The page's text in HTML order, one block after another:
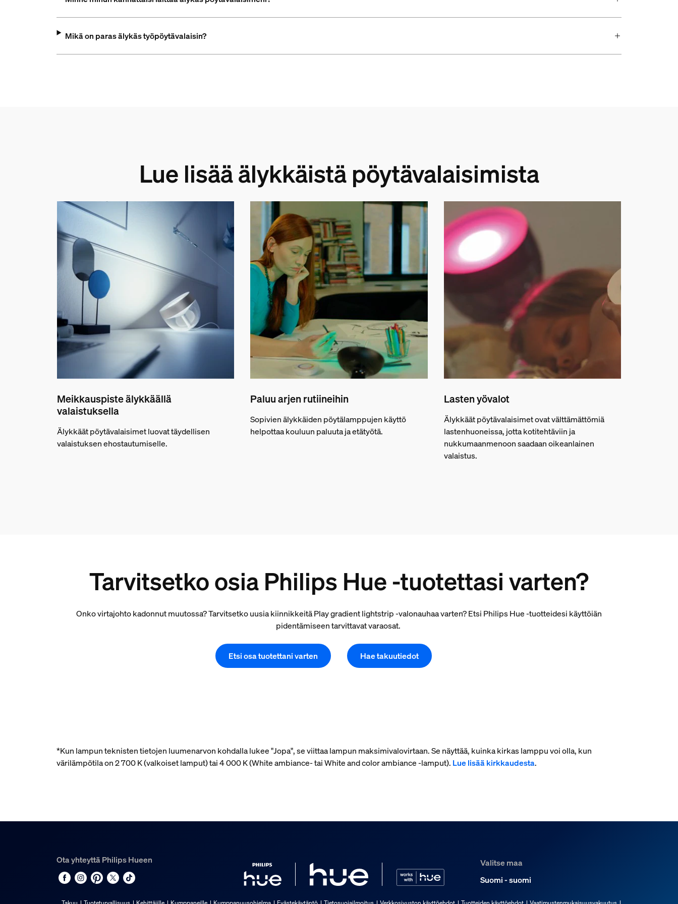
Mikä on paras älykäs työpöytävalaisin?
Lue lisää älykkäistä pöytävalaisimista
Meikkauspiste älykkäällä
valaistuksella
Älykkäät pöytävalaisimet luovat täydellisen
valaistuksen ehostautumiselle.
Paluu arjen rutiineihin
Sopivien älykkäiden pöytälamppujen käyttö
helpottaa kouluun paluuta ja etätyötä.
Lasten yövalot
Älykkäät pöytävalaisimet ovat välttämättömiä
lastenhuoneissa, jotta kotitehtäviin ja
nukkumaanmenoon saadaan oikeanlainen
valaistus.
Tarvitsetko osia Philips Hue -tuotettasi varten?
Onko virtajohto kadonnut muutossa? Tarvitsetko uusia kiinnikkeitä Play gradient lightstrip ‑valonauhaa varten? Etsi Philips Hue -tuotteidesi käyttöiän
pidentämiseen tarvittavat varaosat.
Etsi osa tuotettani varten Hae takuutiedot
*Kun lampun teknisten tietojen luumenarvon kohdalla lukee "Jopa", se viittaa lampun maksimivalovirtaan. Se näyttää, kuinka kirkas lamppu voi olla, kun
värilämpötila on 2 700 K (valkoiset lamput) tai 4 000 K (White ambiance- tai White and color ambiance ‑lamput). Lue lisää kirkkaudesta.
Ota yhteyttä Philips Hueen
Valitse maa
Suomi - suomi